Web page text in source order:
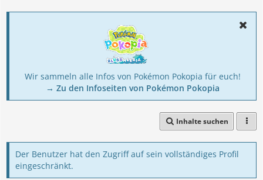
Wir sammeln alle Infos von Pokémon Pokopia für euch!
→ Zu den Infoseiten von Pokémon Pokopia
Inhalte suchen
Der Benutzer hat den Zugriff auf sein vollständiges Profil
eingeschränkt.